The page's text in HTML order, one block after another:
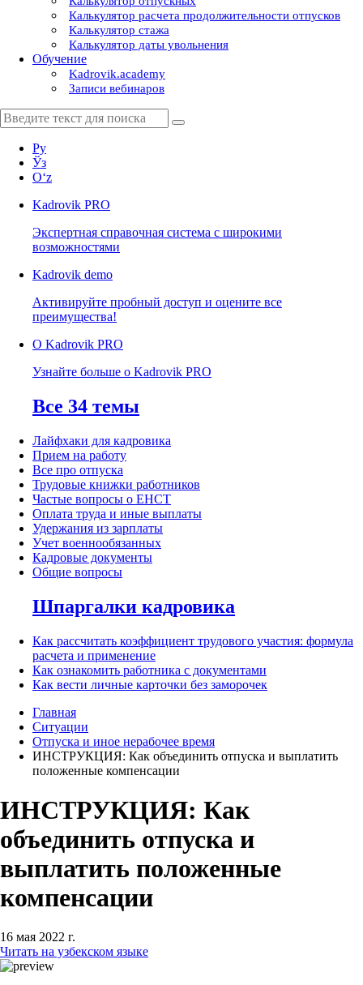
Калькулятор расчета продолжительности отпусков
Калькулятор стажа
Калькулятор даты увольнения
Обучение
Kadrovik.academy
Записи вебинаров
Ру
Ўз
Oʻz
Kadrovik PRO
Экспертная справочная система с широкими
возможностями
Kadrovik demo
Активируйте пробный доступ и оцените все
преимущества!
О Kadrovik PRO
Узнайте больше о Kadrovik PRO
Все 34 темы
Лайфхаки для кадровика
Прием на работу
Все про отпуска
Трудовые книжки работников
Частые вопросы о ЕНСТ
Оплата труда и иные выплаты
Удержания из зарплаты
Учет военнообязанных
Кадровые документы
Общие вопросы
Шпаргалки кадровика
Как рассчитать коэффициент трудового участия: формула
расчета и применение
Как ознакомить работника с документами
Как вести личные карточки без заморочек
Главная
Ситуации
Отпуска и иное нерабочее время
ИНСТРУКЦИЯ: Как объединить отпуска и выплатить
положенные компенсации
ИНСТРУКЦИЯ: Как
объединить отпуска и
выплатить положенные
компенсации
16 мая 2022 г.
Читать на узбекском языке